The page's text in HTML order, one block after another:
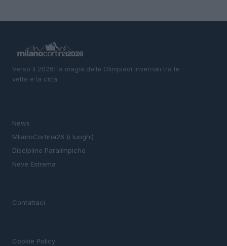
Verso il 2026: la magia delle Olimpiadi invernali tra le
vette e la città.
News
MIlanoCortina26 (i luoghi)
Discipline Paralimpiche
Neve Estrema
Contattaci
Cookie Policy